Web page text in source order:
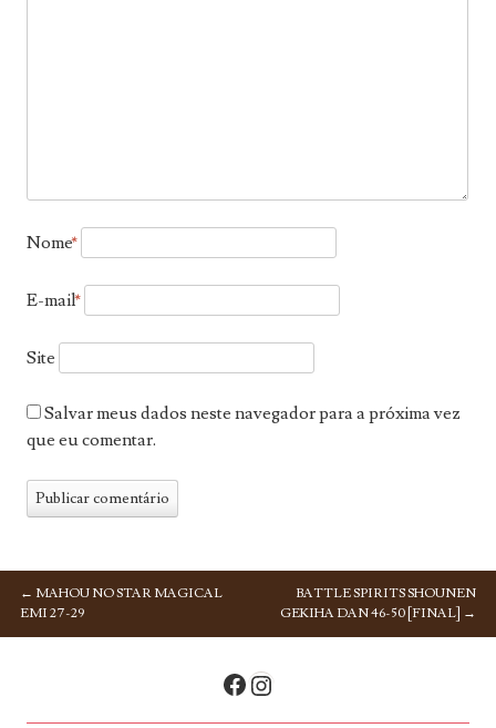
Nome*
E-mail*
Site
Salvar meus dados neste navegador para a próxima vez
que eu comentar.
NAVEGAÇÃO DE POSTS
← MAHOU NO STAR MAGICAL
EMI 27-29
BATTLE SPIRITS SHOUNEN
GEKIHA DAN 46-50 [FINAL] →
Facebook
Instagram